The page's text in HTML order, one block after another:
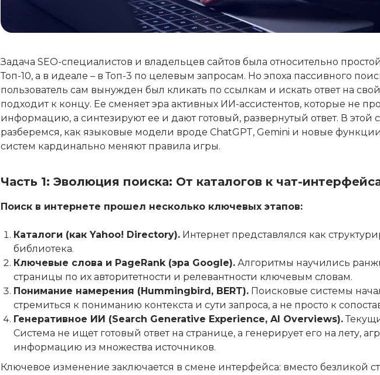
Задача SEO-специалистов и владельцев сайтов была относительно
Топ-10, а в идеале – в Топ-3 по целевым запросам. Но эпоха пассивного
пользователь сам вынужден был кликать по ссылкам и искать ответ на
подходит к концу. Ее сменяет эра активных ИИ-ассистентов, которые не
информацию, а синтезируют ее и дают готовый, развернутый ответ. В этой
разберемся, как языковые модели вроде ChatGPT, Gemini и новые
систем кардинально меняют правила игры.
Часть 1: Эволюция поиска: От каталогов к чат-
Поиск в интернете прошел несколько ключевых этапов:
Каталоги (как Yahoo! Directory). Интернет представлялся как
библиотека.
Ключевые слова и PageRank (эра Google). Алгоритмы научились
страницы по их авторитетности и релевантности ключевым словам.
Понимание намерения (Hummingbird, BERT). Поисковые системы
стремиться к пониманию контекста и сути запроса, а не просто к
Генеративное ИИ (Search Generative Experience, AI Overviews).
Система не ищет готовый ответ на странице, а генерирует его на лету,
информацию из множества источников.
Ключевое изменение заключается в смене интерфейса: вместо безликой